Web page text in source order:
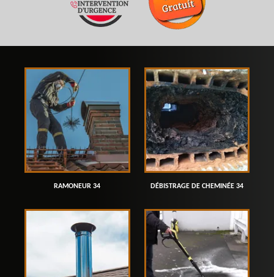
RAMONEUR 34 DÉBISTRAGE DE CHEMINÉE 34